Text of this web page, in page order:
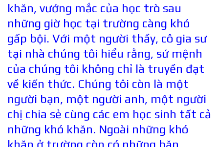
khăn, vướng mắc của học trò sau
những giờ học tại trường càng khó
gấp bội. Với một người thầy, cô gia sư
tại nhà chúng tôi hiểu rằng, sứ mệnh
của chúng tôi không chỉ là truyền đạt
về kiến thức. Chúng tôi còn là một
người bạn, một người anh, một người
chị chia sẻ cùng các em học sinh tất cả
những khó khăn. Ngoài những khó
khăn ở trường còn có những băn